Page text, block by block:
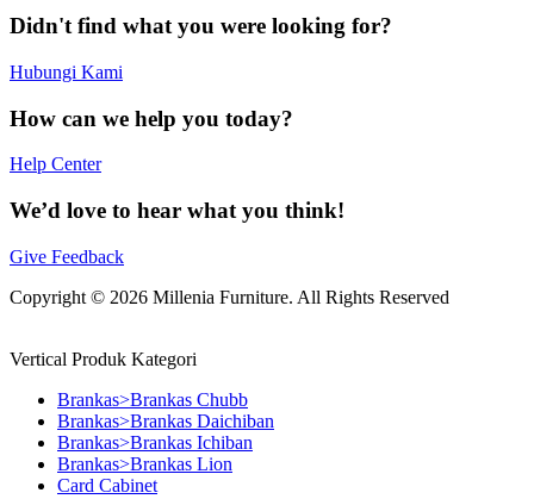
Didn't find what you were looking for?
Hubungi Kami
How can we help you today?
Help Center
We’d love to hear what you think!
Give Feedback
Copyright © 2026 Millenia Furniture. All Rights Reserved
Vertical Produk Kategori
Brankas>Brankas Chubb
Brankas>Brankas Daichiban
Brankas>Brankas Ichiban
Brankas>Brankas Lion
Card Cabinet